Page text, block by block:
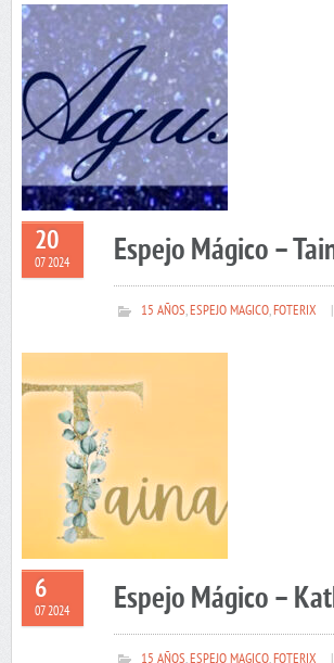
20
07 2024 Espejo Mágico –
15 AÑOS,ESPEJO MAGICO,FOTERIX
6
07 2024 Espejo Mágico –